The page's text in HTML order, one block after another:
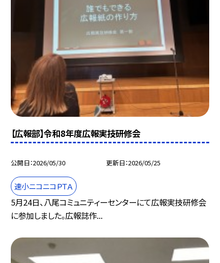
【広報部】令和8年度広報実技研修会
公開日 2026/05/30 更新日 2026/05/25
速小ニコニコＰＴＡ
5月24日、八尾コミュニティーセンターにて広報実技研修会
に参加しました。広報誌作...